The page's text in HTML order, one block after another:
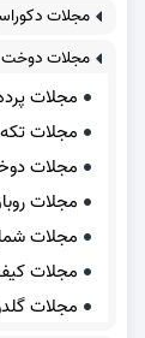
مجلات
مجلات دوخت
مجلات
مجلات
مجلات
مجلات
مجلات
مجلات
مجلات